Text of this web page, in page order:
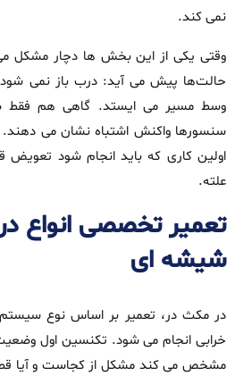
نمی‌ کند.
وقتی یکی از این بخش‌ ها دچار مشکل
حالت‌ها پیش می‌ آید: درب باز نمی‌
وسط مسیر می‌ ایستد. گاهی هم فقط
سنسورها واکنش اشتباه نشان می‌ دهند.
اولین کاری که باید انجام شود
علته.
تعمیر تخصصی انواع
شیشه‌ ای
در مکث‌ در، تعمیر بر اساس نوع سیستم،
خرابی انجام می‌ شود. تکنسین اول
مشخص می‌ کند مشکل از کجاست و آیا